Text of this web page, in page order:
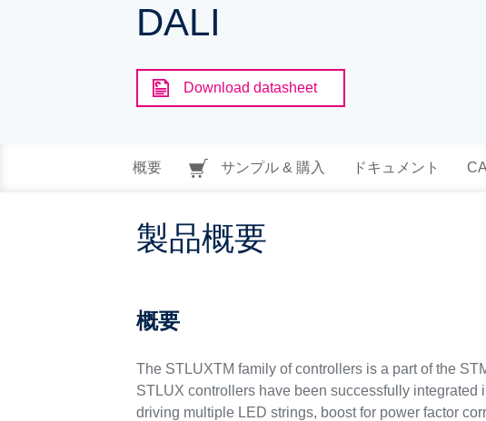
DALI
Download datasheet
概要 サンプル & 購入 ドキュメント
製品概要
概要
The STLUXTM family of controllers is a part of the
STLUX controllers have been successfully
driving multiple LED strings, boost for power factor